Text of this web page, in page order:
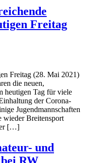
Freitag
Freitag (28. Mai 2021)
die neuen,
heutigen Tag für viele
der Corona-
Jugendmannschaften
wieder Breitensport
[…]
und